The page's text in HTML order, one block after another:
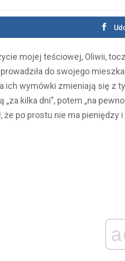
mojej teściowej, Oliwii,
do swojego
ich wymówki zmieniają się z
„za kilka dni”, potem „na
że po prostu nie ma pieniędzy